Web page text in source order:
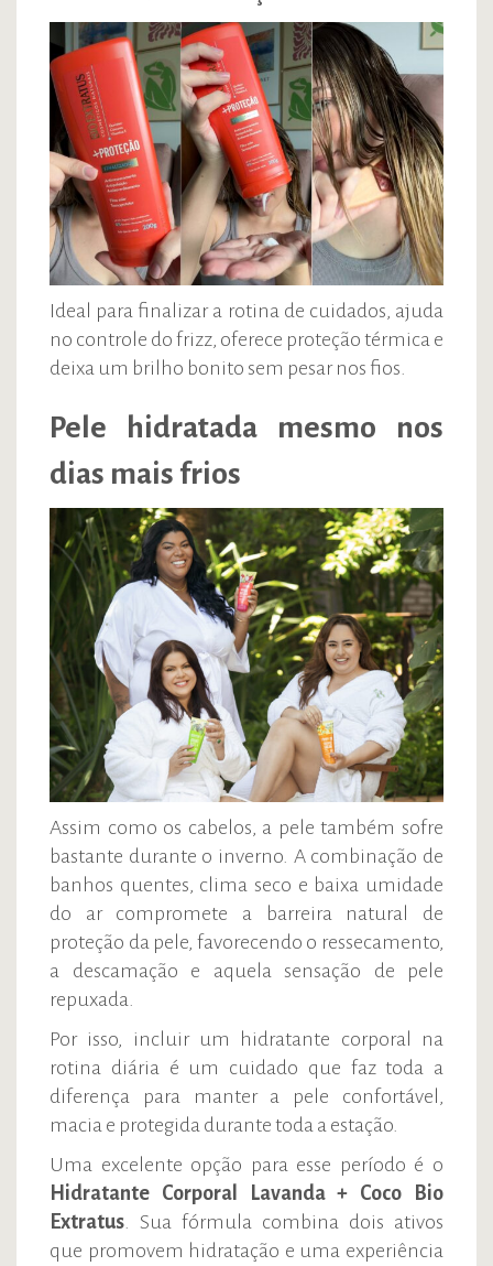
Ideal para finalizar a rotina de cuidados, ajuda
no controle do frizz, oferece proteção térmica e
deixa um brilho bonito sem pesar nos fios.
Pele hidratada mesmo nos
dias mais frios
Assim como os cabelos, a pele também sofre
bastante durante o inverno. A combinação de
banhos quentes, clima seco e baixa umidade
do ar compromete a barreira natural de
proteção da pele, favorecendo o ressecamento,
a descamação e aquela sensação de pele
repuxada.
Por isso, incluir um hidratante corporal na
rotina diária é um cuidado que faz toda a
diferença para manter a pele confortável,
macia e protegida durante toda a estação.
Uma excelente opção para esse período é o
Hidratante Corporal Lavanda + Coco Bio
Extratus . Sua fórmula combina dois ativos
que promovem hidratação e uma experiência